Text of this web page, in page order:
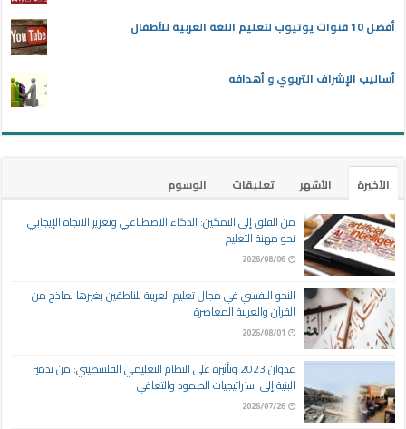
أفضل 10 قنوات يوتيوب لتعليم اللغة العربية للأطفال
أساليب الإشراف التربوي و أهدافه
الأخيرة الأشهر تعليقات
الوسوم
من القلق إلى التمكين: الذكاء الاصطناعي وتعزيز الاتجاه الإيجابي
نحو مهنة التعليم
2026/08/06
النحو النفسي في مجال تعليم العربية للناطقين بغيرها نماذج من
القرآن والعربية المعاصرة
2026/08/01
عدوان 2023 وتأثيره على النظام التعليمي الفلسطيني: من تدمير
البنية إلى استراتيجيات الصمود والتعافي
2026/07/26